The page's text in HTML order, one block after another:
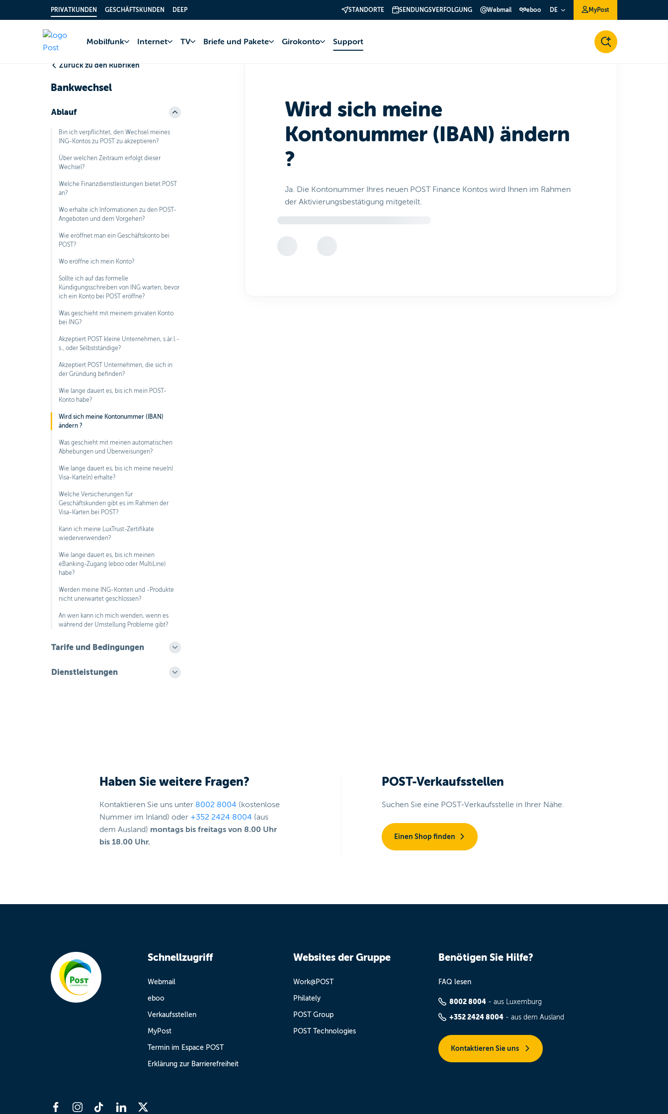
PRIVATKUNDEN GESCHÄFTSKUNDEN DEEP STANDORTE SENDUNGSVERFOLGUNG Webmail eboo DE MyPost
Mobilfunk Internet TV Briefe und Pakete Girokonto Support
Zurück zu den Rubriken
Bankwechsel
Ablauf
Bin ich verpflichtet, den Wechsel meines
ING-Kontos zu POST zu akzeptieren?
Über welchen Zeitraum erfolgt dieser
Wechsel?
Welche Finanzdienstleistungen bietet POST
an?
Wo erhalte ich Informationen zu den POST-
Angeboten und dem Vorgehen?
Wie eröffnet man ein Geschäftskonto bei
POST?
Wo eröffne ich mein Konto?
Sollte ich auf das formelle
Kündigungsschreiben von ING warten, bevor
ich ein Konto bei POST eröffne?
Was geschieht mit meinem privaten Konto
bei ING?
Akzeptiert POST kleine Unternehmen, s.àr.l.-
s., oder Selbstständige?
Akzeptiert POST Unternehmen, die sich in
der Gründung befinden?
Wie lange dauert es, bis ich mein POST-
Konto habe?
Wird sich meine Kontonummer (IBAN)
ändern ?
Was geschieht mit meinen automatischen
Abhebungen und Überweisungen?
Wie lange dauert es, bis ich meine neue(n)
Visa-Karte(n) erhalte?
Welche Versicherungen für
Geschäftskunden gibt es im Rahmen der
Visa-Karten bei POST?
Kann ich meine LuxTrust-Zertifikate
wiederverwenden?
Wie lange dauert es, bis ich meinen
eBanking-Zugang (eboo oder MultiLine)
habe?
Werden meine ING-Konten und -Produkte
nicht unerwartet geschlossen?
An wen kann ich mich wenden, wenn es
während der Umstellung Probleme gibt?
Tarife und Bedingungen
Dienstleistungen
Wird sich meine
Kontonummer (IBAN) ändern
?
Ja. Die Kontonummer Ihres neuen POST Finance Kontos wird Ihnen im Rahmen
der Aktivierungsbestätigung mitgeteilt.
Haben Sie weitere Fragen?
Kontaktieren Sie uns unter 8002 8004 (kostenlose
Nummer im Inland) oder +352 2424 8004 (aus
dem Ausland) montags bis freitags von 8.00 Uhr
bis 18.00 Uhr.
POST-Verkaufsstellen
Suchen Sie eine POST-Verkaufsstelle in Ihrer Nähe.
Einen Shop finden
Schnellzugriff
Webmail
eboo
Verkaufsstellen
MyPost
Termin im Espace POST
Erklärung zur Barrierefreiheit
Websites der Gruppe
Work@POST
Philately
POST Group
POST Technologies
Benötigen Sie Hilfe?
FAQ lesen
8002 8004 - aus Luxemburg
+352 2424 8004 - aus dem Ausland
Kontaktieren Sie uns